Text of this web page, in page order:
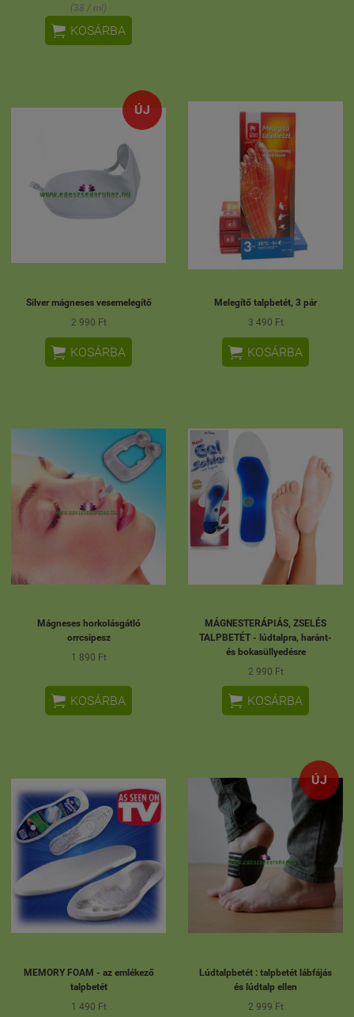
(38 / ml)
 KOSÁRBA
ÚJ
Silver mágneses vesemelegítő
2 990 Ft
 KOSÁRBA
Melegítő talpbetét, 3 pár
3 490 Ft
 KOSÁRBA
Mágneses horkolásgátló
orrcsipesz
1 890 Ft
 KOSÁRBA
MÁGNESTERÁPIÁS, ZSELÉS
TALPBETÉT - lúdtalpra, haránt-
és bokasüllyedésre
2 990 Ft
 KOSÁRBA
MEMORY FOAM - az emlékező
talpbetét
1 490 Ft
ÚJ
Lúdtalpbetét : talpbetét lábfájás
és lúdtalp ellen
2 999 Ft